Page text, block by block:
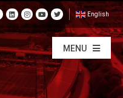
English
MENU